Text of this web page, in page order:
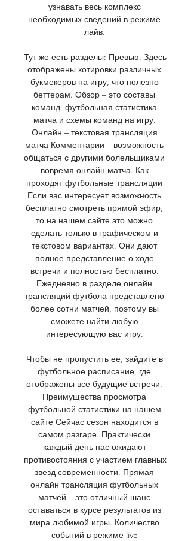
узнавать весь комплекс
необходимых сведений в режиме
лайв.
Тут же есть разделы: Превью. Здесь
отображены котировки различных
букмекеров на игру, что полезно
беттерам. Обзор – это составы
команд, футбольная статистика
матча и схемы команд на игру.
Онлайн – текстовая трансляция
матча Комментарии – возможность
общаться с другими болельщиками
вовремя онлайн матча. Как
проходят футбольные трансляции
Если вас интересует возможность
бесплатно смотреть прямой эфир,
то на нашем сайте это можно
сделать только в графическом и
текстовом вариантах. Они дают
полное представление о ходе
встречи и полностью бесплатно.
Ежедневно в разделе онлайн
трансляций футбола представлено
более сотни матчей, поэтому вы
сможете найти любую
интересующую вас игру.
Чтобы не пропустить ее, зайдите в
футбольное расписание, где
отображены все будущие встречи.
Преимущества просмотра
футбольной статистики на нашем
сайте Сейчас сезон находится в
самом разгаре. Практически
каждый день нас ожидают
противостояния с участием главных
звезд современности. Прямая
онлайн трансляция футбольных
матчей – это отличный шанс
оставаться в курсе результатов из
мира любимой игры. Количество
событий в режиме live